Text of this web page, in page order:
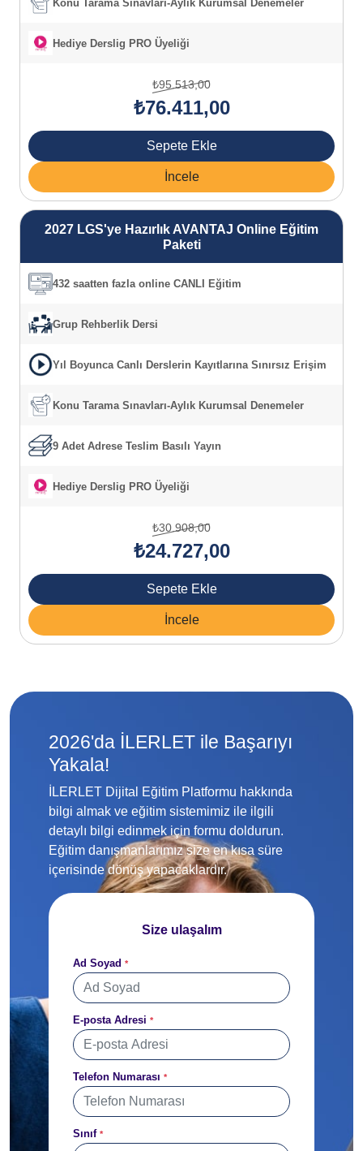
Konu Tarama Sınavları-Aylık Kurumsal Denemeler
Hediye Derslig PRO Üyeliği
₺95.513,00
₺76.411,00
Sepete Ekle
İncele
2027 LGS'ye Hazırlık AVANTAJ Online Eğitim
Paketi
432 saatten fazla online CANLI Eğitim
Grup Rehberlik Dersi
Yıl Boyunca Canlı Derslerin Kayıtlarına Sınırsız Erişim
Konu Tarama Sınavları-Aylık Kurumsal Denemeler
9 Adet Adrese Teslim Basılı Yayın
Hediye Derslig PRO Üyeliği
₺30.908,00
₺24.727,00
Sepete Ekle
İncele
2026'da İLERLET ile Başarıyı
Yakala!
İLERLET Dijital Eğitim Platformu hakkında
bilgi almak ve eğitim sistemimiz ile ilgili
detaylı bilgi edinmek için formu doldurun.
Eğitim danışmanlarımız size en kısa süre
içerisinde dönüş yapacaklardır.
Size ulaşalım
Ad Soyad *
E-posta Adresi *
Telefon Numarası *
Sınıf *